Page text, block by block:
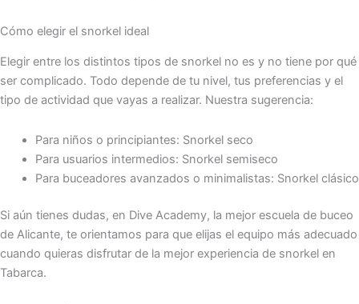
Cómo elegir el snorkel ideal
Elegir entre los distintos tipos de snorkel no es y no tiene por qué
ser complicado. Todo depende de tu nivel, tus preferencias y el
tipo de actividad que vayas a realizar. Nuestra sugerencia:
Para niños o principiantes: Snorkel seco
Para usuarios intermedios: Snorkel semiseco
Para buceadores avanzados o minimalistas: Snorkel clásico
Si aún tienes dudas, en Dive Academy, la mejor escuela de buceo
de Alicante, te orientamos para que elijas el equipo más adecuado
cuando quieras disfrutar de la mejor experiencia de snorkel en
Tabarca.